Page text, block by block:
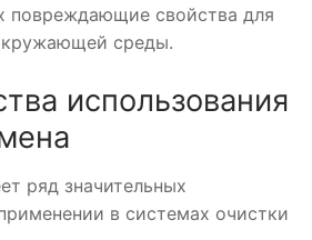
повреждающие свойства для
среды.
использования
ряд значительных
в системах очистки